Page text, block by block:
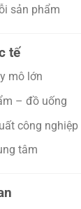
sản phẩm
tế
mô lớn
– đồ uống
công nghiệp
tâm